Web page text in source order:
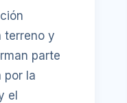
terreno y
parte
por la
el